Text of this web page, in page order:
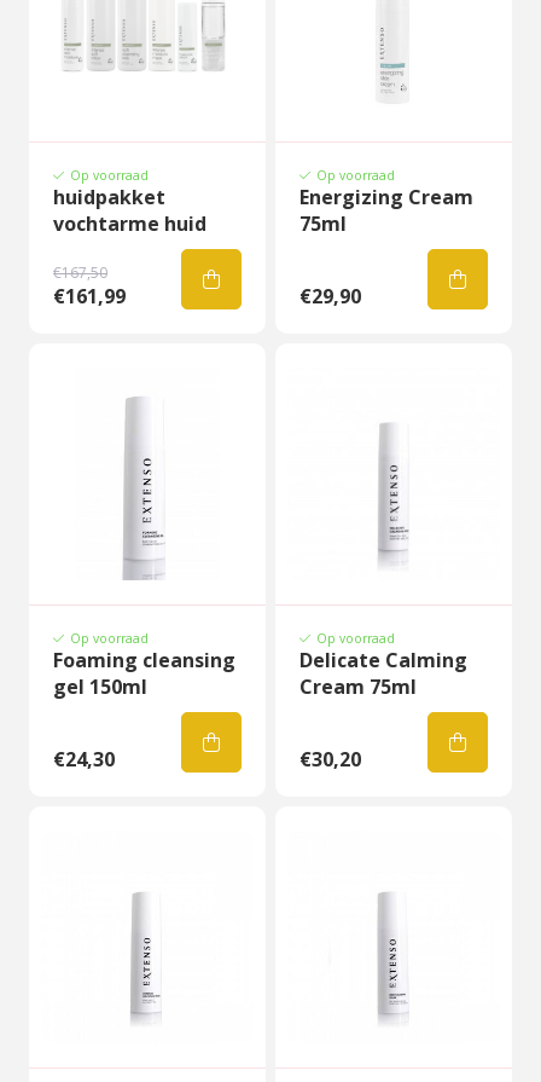
Op voorraad
huidpakket
vochtarme huid
€167,50
€161,99
Op voorraad
Energizing Cream
75ml
€29,90
Op voorraad
Foaming cleansing
gel 150ml
€24,30
Op voorraad
Delicate Calming
Cream 75ml
€30,20